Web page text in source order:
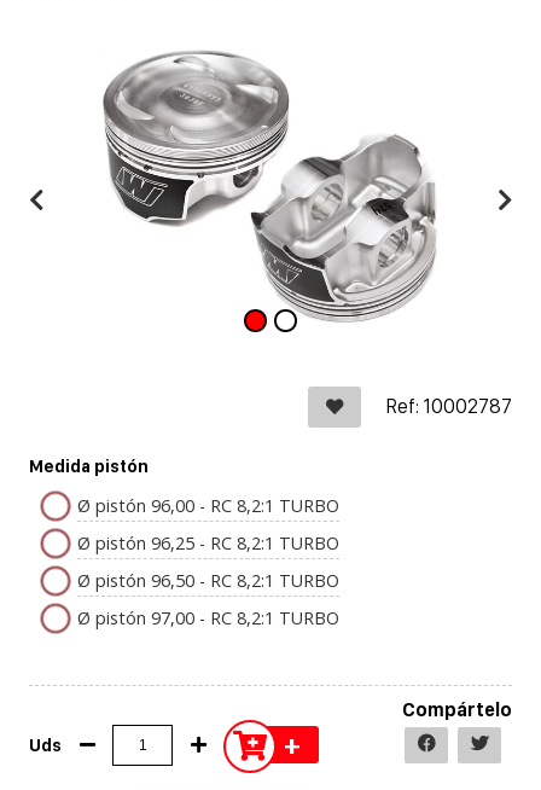
Ref: 10002787
Medida pistón
Ø pistón 96,00 - RC 8,2:1 TURBO
Ø pistón 96,25 - RC 8,2:1 TURBO
Ø pistón 96,50 - RC 8,2:1 TURBO
Ø pistón 97,00 - RC 8,2:1 TURBO
Uds +
Compártelo